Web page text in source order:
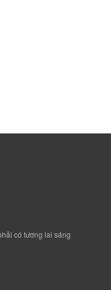
có tương lai sáng